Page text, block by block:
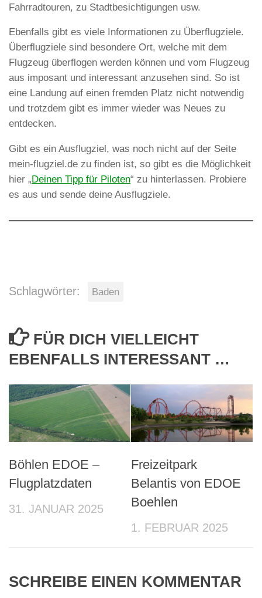
Fahrradtouren, zu Stadtbesichtigungen usw.
Ebenfalls gibt es viele Informationen zu Überflugziele.
Überflugziele sind besondere Ort, welche mit dem
Flugzeug überflogen werden können und vom Flugzeug
aus imposant und interessant anzusehen sind. So ist
eine Landung auf einen fremden Platz nicht notwendig
und trotzdem gibt es immer wieder was Neues zu
entdecken.
Gibt es ein Ausflugziel, was noch nicht auf der Seite
mein-flugziel.de zu finden ist, so gibt es die Möglichkeit
hier „Deinen Tipp für Piloten“ zu hinterlassen. Probiere
es aus und sende deine Ausflugziele.
Schlagwörter: Baden
FÜR DICH VIELLEICHT
EBENFALLS INTERESSANT …
Böhlen EDOE –
Flugplatzdaten
31. JANUAR 2025
Freizeitpark
Belantis von EDOE
Boehlen
1. FEBRUAR 2025
SCHREIBE EINEN KOMMENTAR